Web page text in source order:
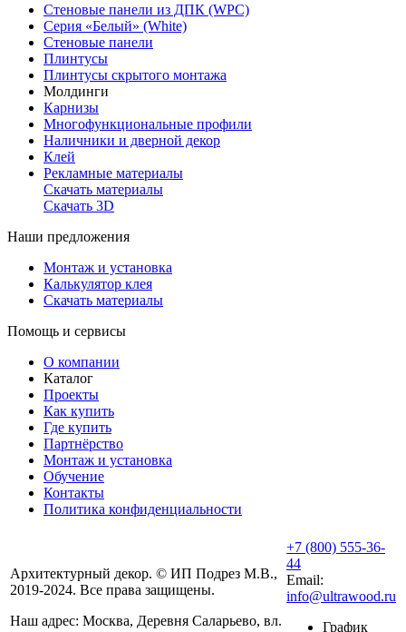
Стеновые панели из ДПК (WPC)
Серия «Белый» (White)
Стеновые панели
Плинтусы
Плинтусы скрытого монтажа
Молдинги
Карнизы
Многофункциональные профили
Наличники и дверной декор
Клей
Рекламные материалы
Скачать материалы
Скачать 3D
Наши предложения
Монтаж и установка
Калькулятор клея
Скачать материалы
Помощь и сервисы
О компании
Каталог
Проекты
Как купить
Где купить
Партнёрство
Монтаж и установка
Обучение
Контакты
Политика конфиденциальности
Архитектурный декор. © ИП Подрез М.В.,
2019-2024. Все права защищены.
Наш адрес: Москва, Деревня Саларьево, вл.
+7 (800) 555-36-
44
Email:
info@ultrawood.ru
График